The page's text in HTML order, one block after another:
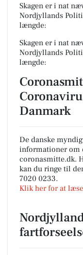
Skagen er i nat
Nordjyllands
længde:
Skagen er i nat
Nordjyllands
længde:
Danmark
De danske
informationer om
coronasmitte.dk.
kan du ringe til
7020 0233.
Klik her for at